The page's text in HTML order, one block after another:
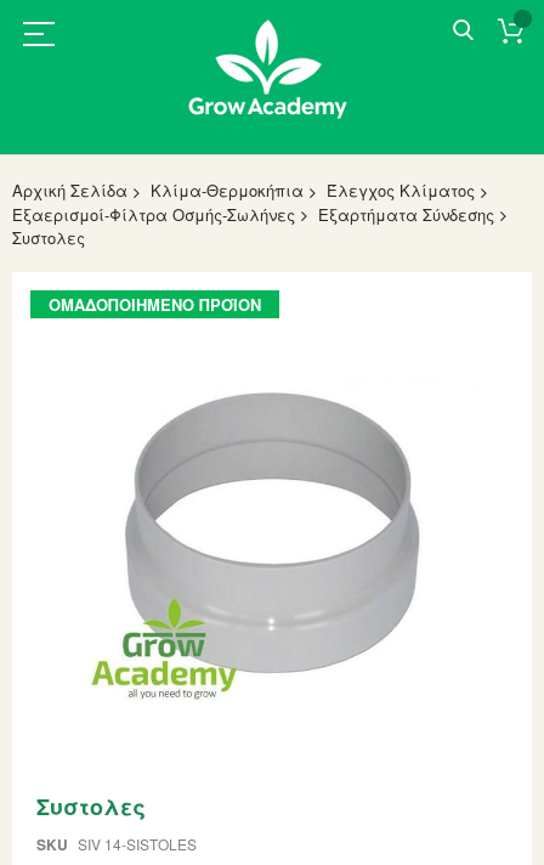
Αρχική Σελίδα Κλίμα-Θερμοκήπια
Έλεγχος Κλίματος
Εξαερισμοί-Φίλτρα Οσμής-Σωλήνες
Εξαρτήματα Σύνδεσης
Συστολες
Skip
to
ΟΜΑΔΟΠΟΙΗΜΈΝΟ ΠΡΟΪΌΝ
to
beginning
Συστολες
SKU SIV 14-SISTOLES